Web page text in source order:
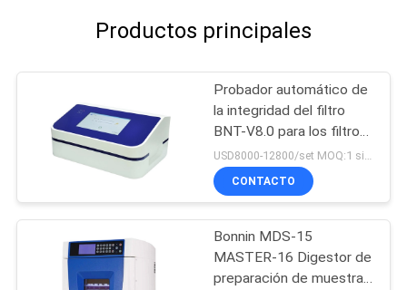
Productos principales
Probador automático de
la integridad del filtro
BNT-V8.0 para los filtros
de la cápsula y la
membrana de la
ultrafiltración
USD8000-12800/set MOQ:1 sistema
CONTACTO
Bonnin MDS-15
MASTER-16 Digestor de
preparación de muestras